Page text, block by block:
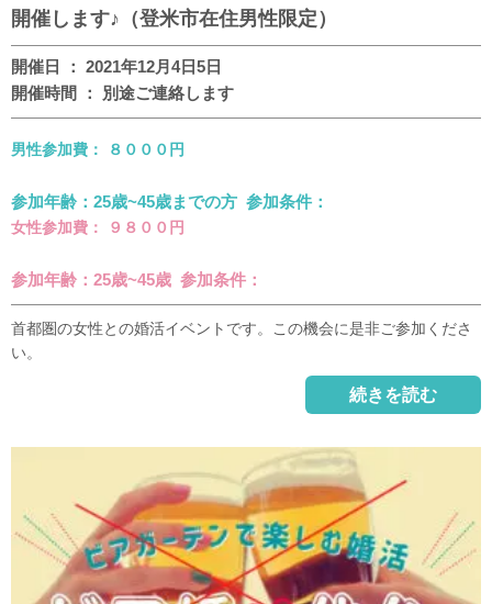
開催します♪（登米市在住男性限定）
開催日 ： 2021年12月4日5日
開催時間 ： 別途ご連絡します
男性参加費： ８０００円
参加年齢：25歳~45歳までの方 参加条件：
女性参加費： ９８００円
参加年齢：25歳~45歳 参加条件：
首都圏の女性との婚活イベントです。この機会に是非ご参加くださ
い。
続きを読む